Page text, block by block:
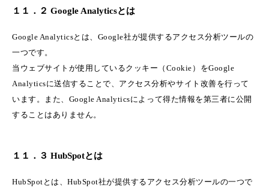
１１．２ Google Analyticsとは
Google Analyticsとは、Google社が提供するアクセス分析ツールの
一つです。
当ウェブサイトが使用しているクッキー（Cookie）をGoogle
Analyticsに送信することで、アクセス分析やサイト改善を行って
います。また、Google Analyticsによって得た情報を第三者に公開
することはありません。
１１．３ HubSpotとは
HubSpotとは、HubSpot社が提供するアクセス分析ツールの一つで